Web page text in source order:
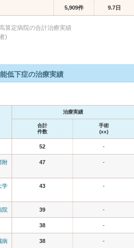
5,909件 9.7日
算定病院の合計治療実績
)
低下症の治療実績
治療実績
合計
件数
手術
(xx)
52 -
附
47 -
学
43 -
院 39 -
38 -
病
38 -